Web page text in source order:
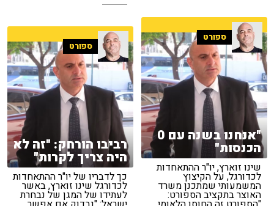
ספורט
"אנחנו בשנה עם 0
הכנסות"
שינו זוארץ, יו"ר ההתאחדות
לכדורגל, על הקיצוץ
המשמעותי שמתכנן משרד
האוצר בתקציב הספורט:
ספורט
רביבו הורחק: "זה לא
היה צריך לקרות"
כך לדבריו של יו"ר ההתאחדות
לכדורגל שינו זוארץ, באשר
לעתידו של המגן של נבחרת